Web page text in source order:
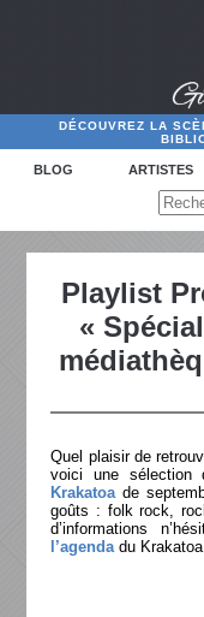
DÉCOUVREZ LA
BLOG ARTISTES
Playlist
«
Quel plaisir de
voici une sélection
Krakatoade
goûts : folk rock,
d’informations
l’agendadu